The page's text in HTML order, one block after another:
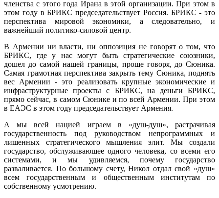
членства с этого года Ирана в этой организации. При этом в
этом году в БРИКС председательствует Россия. БРИКС - это
перспектива мировой экономики, а следовательно, и
важнейший политико-силовой центр.
В Армении ни власти, ни оппозиция не говорят о том, что
БРИКС, где у нас могут быть стратегические союзники,
дошел до самой нашей границы, проще говоря, до Сюника.
Самая грамотная перспектива закрыть тему Сюника, поднять
вес Армении - это реализовать крупные экономические и
инфраструктурные проекты с БРИКС, на деньги БРИКС,
прямо сейчас, в самом Сюнике и по всей Армении. При этом
в ЕАЭС в этом году председательствует Армения.
А мы всей нацией играем в «душ-душ», растрачивая
государственность под руководством непрограммных и
лишенных стратегического мышления элит. Мы создали
государство, обслуживающее одного человека, со всеми его
системами, и мы удивляемся, почему государство
разваливается. По большому счету, Никол отдал свой «душ»
всем государственным и общественным институтам по
собственному усмотрению.